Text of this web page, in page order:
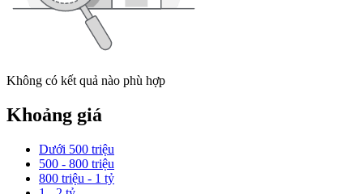
Không có kết quả nào phù hợp
Khoảng giá
Dưới 500 triệu
500 - 800 triệu
800 triệu - 1 tỷ